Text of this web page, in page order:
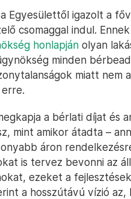
Egyesülettől igazolt a
csomaggal indul.
honlapján olyan
minden
miatt nem
a bérlati díjat és
mint amikor átadta –
áron
is tervez bevonni az
ezeket a
a hosszútávú vízió